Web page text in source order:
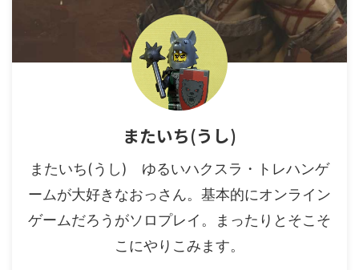
またいち(うし)
またいち(うし) ゆるいハクスラ・トレハンゲ
ームが大好きなおっさん。基本的にオンライン
ゲームだろうがソロプレイ。まったりとそこそ
こにやりこみます。